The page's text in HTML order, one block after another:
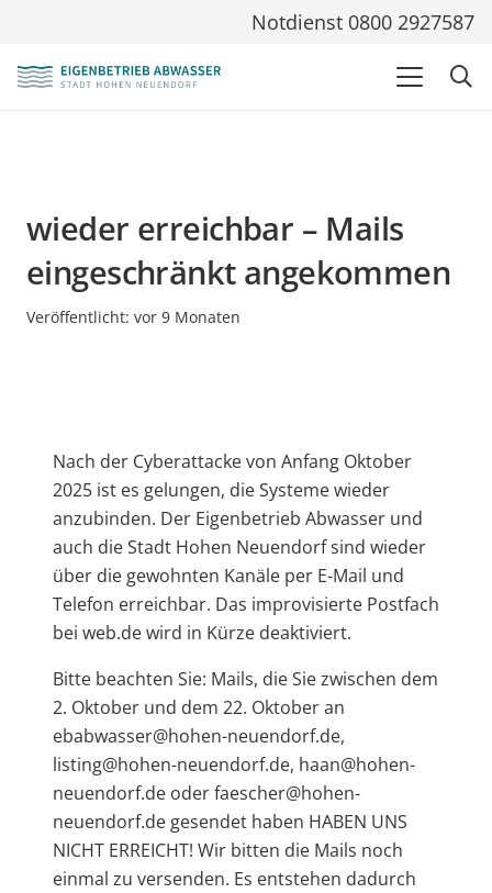
Notdienst 0800 2927587
wieder erreichbar – Mails
eingeschränkt angekommen
Veröffentlicht: vor 9 Monaten
Nach der Cyberattacke von Anfang Oktober
2025 ist es gelungen, die Systeme wieder
anzubinden. Der Eigenbetrieb Abwasser und
auch die Stadt Hohen Neuendorf sind wieder
über die gewohnten Kanäle per E-Mail und
Telefon erreichbar. Das improvisierte Postfach
bei web.de wird in Kürze deaktiviert.
Bitte beachten Sie: Mails, die Sie zwischen dem
2. Oktober und dem 22. Oktober an
ebabwasser@hohen-neuendorf.de,
listing@hohen-neuendorf.de, haan@hohen-
neuendorf.de oder faescher@hohen-
neuendorf.de gesendet haben HABEN UNS
NICHT ERREICHT! Wir bitten die Mails noch
einmal zu versenden. Es entstehen dadurch